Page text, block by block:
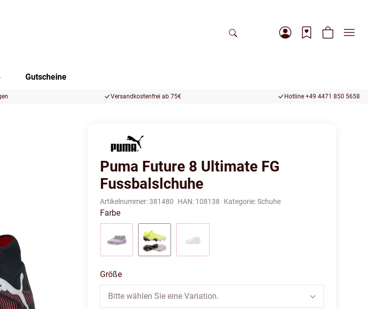
Gutscheine
Versandkostenfrei ab 75€ Hotline +49 4471 850 5658
Puma Future 8 Ultimate FG
Fussbalslchuhe
Artikelnummer:381480 HAN: 108138 Kategorie:Schuhe
Farbe
Größe
Bitte wählen Sie eine Variation.